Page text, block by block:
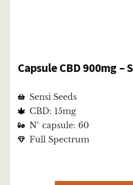
Capsule CBD 900mg –
Sensi Seeds
CBD: 15mg
N° capsule: 60
Full Spectrum